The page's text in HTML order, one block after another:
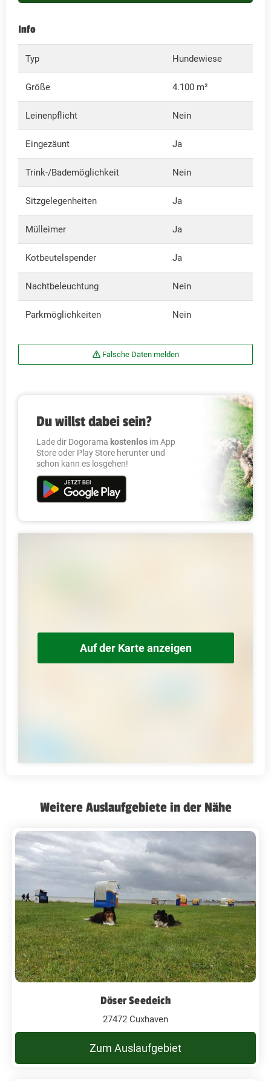
Info
Typ Hundewiese
Größe 4.100 m²
Leinenpflicht Nein
Eingezäunt Ja
Trink-/Bademöglichkeit Nein
Sitzgelegenheiten Ja
Mülleimer Ja
Kotbeutelspender Ja
Nachtbeleuchtung Nein
Parkmöglichkeiten Nein
Falsche Daten melden
Du willst dabei sein?
Lade dir Dogorama kostenlos im App
Store oder Play Store herunter und
schon kann es losgehen!
Auf der Karte anzeigen
Weitere Auslaufgebiete in der Nähe
Döser Seedeich
27472 Cuxhaven
Zum Auslaufgebiet